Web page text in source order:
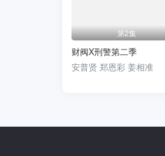
第2集
财阀X刑警第二季
安普贤 郑恩彩 姜相准